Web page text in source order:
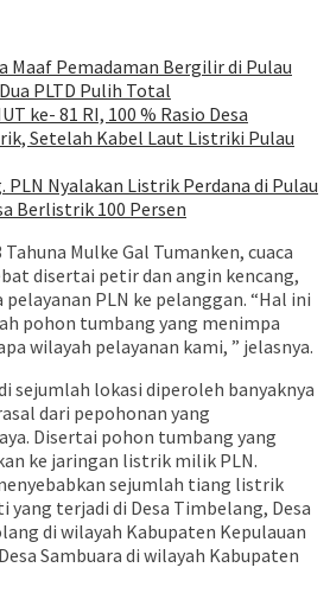
Maaf Pemadaman Bergilir di Pulau
PLTD Pulih Total
ke- 81 RI, 100 % Rasio Desa
Setelah Kabel Laut Listriki Pulau
Nyalakan Listrik Perdana di Pulau
Berlistrik 100 Persen
Mulke Gal Tumanken, cuaca
disertai petir dan angin kencang,
PLN ke pelanggan. “Hal ini
pohon tumbang yang menimpa
wilayah pelayanan kami, ” jelasnya.
sejumlah lokasi diperoleh banyaknya
dari pepohonan yang
Disertai pohon tumbang yang
ke jaringan listrik milik PLN.
sejumlah tiang listrik
yang terjadi di Desa Timbelang, Desa
di wilayah Kabupaten Kepulauan
Sambuara di wilayah Kabupaten